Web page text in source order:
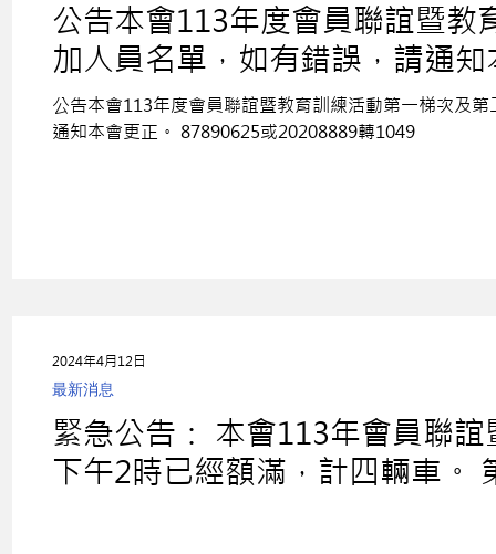
公告本會113年度會員聯誼暨教
加人員名單，如有錯誤，請通
公告本會113年度會員聯誼暨教育訓練活動第一梯次及
通知本會更正。 87890625或20208889轉1049
緊急公告： 本會113年會員聯
下午2時已經額滿，計四輛車。
最新消息
2024年4月12日